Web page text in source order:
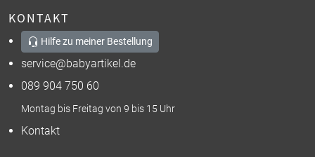
KONTAKT
Hilfe zu meiner Bestellung
service@babyartikel.de
089 904 750 60
Montag bis Freitag von 9 bis 15 Uhr
Kontakt